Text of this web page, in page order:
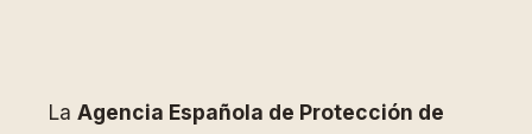
La Agencia Española de Protección de